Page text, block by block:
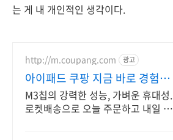
는 게 내 개인적인 생각이다.
http://m.coupang.com 광고
아이패드 쿠팡 지금 바로 경험하
세요
M3칩의 강력한 성능, 가벼운 휴대성.
로켓배송으로 오늘 주문하고 내일 받